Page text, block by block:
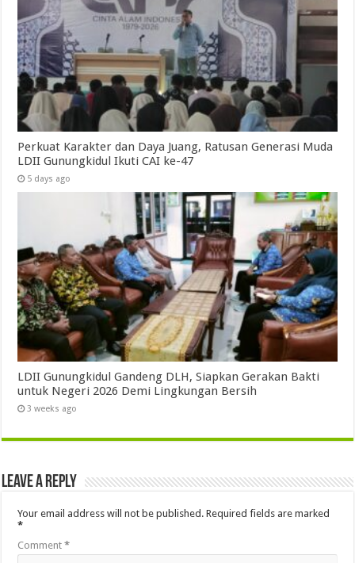
Perkuat Karakter dan Daya Juang, Ratusan Generasi Muda
LDII Gunungkidul Ikuti CAI ke-47
5 days ago
LDII Gunungkidul Gandeng DLH, Siapkan Gerakan Bakti
untuk Negeri 2026 Demi Lingkungan Bersih
3 weeks ago
Leave a Reply
Your email address will not be published. Required fields are marked
*
Comment*